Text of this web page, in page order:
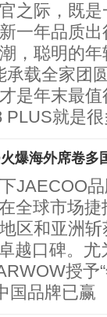
际，既是
一年品质
，聪明的
载全家团
是年末最值
PLUS就是
爆海外席卷多
品
全球市场
区和亚洲
越口碑。尤
授予
国品牌已赢